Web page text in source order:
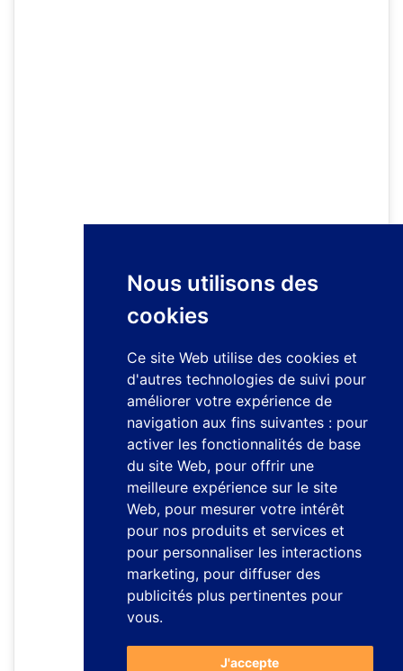
Nous utilisons des
cookies
Ce site Web utilise des cookies et
d'autres technologies de suivi pour
améliorer votre expérience de
navigation aux fins suivantes : pour
activer les fonctionnalités de base
du site Web, pour offrir une
meilleure expérience sur le site
Web, pour mesurer votre intérêt
pour nos produits et services et
pour personnaliser les interactions
marketing, pour diffuser des
publicités plus pertinentes pour
vous.
J'accepte